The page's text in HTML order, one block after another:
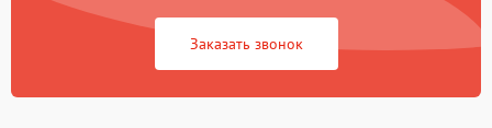
Заказать звонок